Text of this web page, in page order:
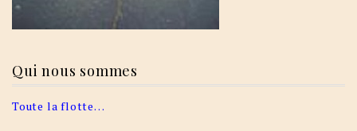
Qui nous sommes
Toute la flotte…